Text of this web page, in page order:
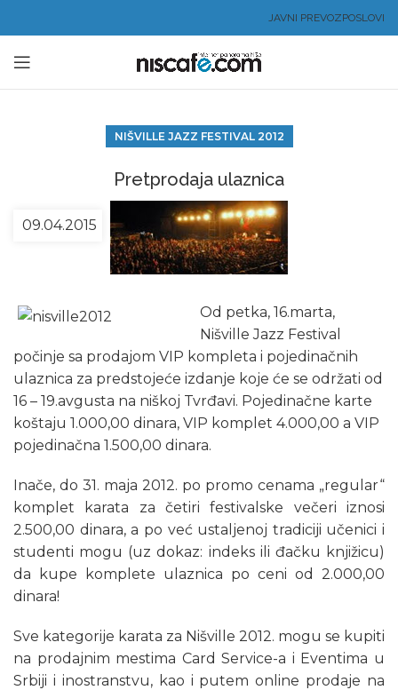
JAVNI PREVOZPOSLOVI
NIŠVILLE JAZZ FESTIVAL 2012
Pretprodaja ulaznica
09.04.2015
Od petka, 16.marta,
Nišville Jazz Festival
počinje sa prodajom VIP kompleta i pojedinačnih
ulaznica za predstojeće izdanje koje će se održati od
16 – 19.avgusta na niškoj Tvrđavi. Pojedinačne karte
koštaju 1.000,00 dinara, VIP komplet 4.000,00 a VIP
pojedinačna 1.500,00 dinara.
Inače, do 31. maja 2012. po promo cenama „regular“
komplet karata za četiri festivalske večeri iznosi
2.500,00 dinara, a po već ustaljenoj tradiciji učenici i
studenti mogu (uz dokaz: indeks ili đačku knjižicu)
da kupe komplete ulaznica po ceni od 2.000,00
dinara!
Sve kategorije karata za Nišville 2012. mogu se kupiti
na prodajnim mestima Card Service-a i Eventima u
Srbiji i inostranstvu, kao i putem online prodaje na